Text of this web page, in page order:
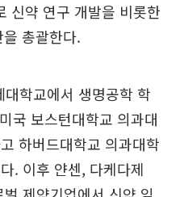
신약 연구 개발을 비롯한
총괄한다.
학교에서 생명공학 학
국 보스턴대학교 의과대
하버드대학교 의과대학
. 이후 얀센, 다케다제